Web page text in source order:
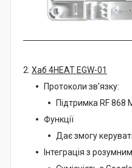
2. Хаб 4HEAT EGW-01
Протоколи зв'язку:
Підтримка RF 868
Функції
Дає змогу
Інтеграція з